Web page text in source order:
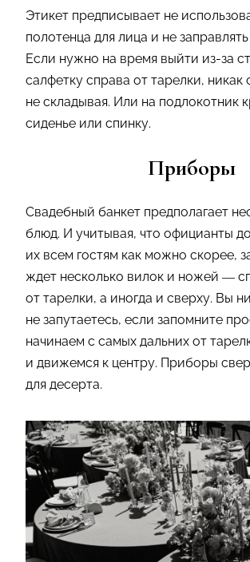
Этикет предписывает не
полотенца для лица и не
Если нужно на время выйти из-за
салфетку справа от тарелки, никак
не складывая. Или на подлокотник
сиденье или спинку.
Приборы
Свадебный банкет предполагает
блюд. И учитывая, что официанты
их всем гостям как можно скорее,
ждет несколько вилок и ножей —
от тарелки, а иногда и сверху. Вы
не запутаетесь, если запомните
начинаем с самых дальних от
и движемся к центру. Приборы
для десерта.